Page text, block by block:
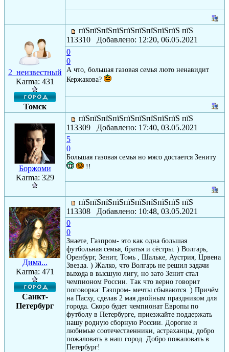
2_неизвестный
Karma: 431
Томск
пїЅпїЅпїЅпїЅпїЅпїЅпїЅпїЅпїЅ пїЅ
113310 Добавлено: 12:20, 06.05.2021
0
0
А что, большая газовая семья люто ненавидит
Кержакова?
Боржоми
Karma: 329
пїЅпїЅпїЅпїЅпїЅпїЅпїЅпїЅпїЅ пїЅ
113309 Добавлено: 17:40, 03.05.2021
5
0
Большая газовая семья но мясо достается Зениту
!!
Дима...
Karma: 471
Санкт-
Петербург
пїЅпїЅпїЅпїЅпїЅпїЅпїЅпїЅпїЅ пїЅ
113308 Добавлено: 10:48, 03.05.2021
0
0
Знаете, Газпром- это как одна большая
футбольная семья, братья и сёстры. ) Волгарь,
Оренбург, Зенит, Томь , Шальке, Аустрия, Црвена
Звезда. ) Жалко, что Волгарь не решил задачи
выхода в высшую лигу, но зато Зенит стал
чемпионом России. Так что верно говорит
поговорка: Газпром- мечты сбываются. ) Причём
на Пасху, сделав 2 мая двойным праздником для
города. Скоро будет чемпионат Европы по
футболу в Петербурге, приезжайте поддержать
нашу родную сборную России. Дорогие и
любимые соотечественники, астраханцы, добро
пожаловать в наш город. Добро пожаловать в
Петербург!